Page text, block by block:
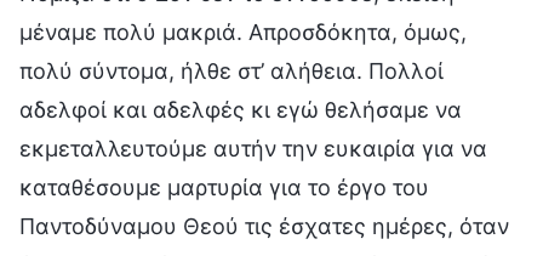
μέναμε πολύ μακριά. Απροσδόκητα, όμως,
πολύ σύντομα, ήλθε στ’ αλήθεια. Πολλοί
αδελφοί και αδελφές κι εγώ θελήσαμε να
εκμεταλλευτούμε αυτήν την ευκαιρία για να
καταθέσουμε μαρτυρία για το έργο του
Παντοδύναμου Θεού τις έσχατες ημέρες, όταν